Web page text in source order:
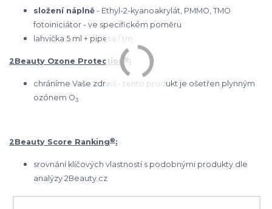
složení náplně - Ethyl-2-kyanoakrylát, PMMO, TMO
fotoiniciátor - ve specifickém poměru
lahvička 5 ml + pipeta / trn
2Beauty Ozone Protection ®:
chráníme Vaše zdraví - tento produkt je ošetřen plynným
ozónem O3
2Beauty Score Ranking®:
srovnání klíčových vlastností s podobnými produkty dle
analýzy 2Beauty.cz